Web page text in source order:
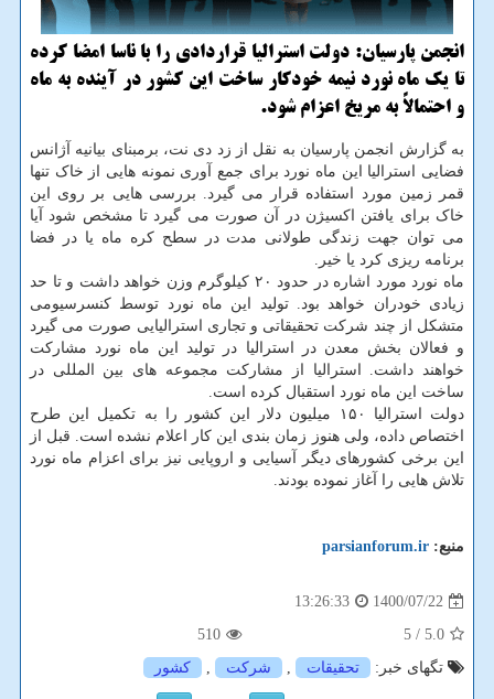
انجمن پارسیان: دولت استرالیا قراردادی را با ناسا امضا کرده
تا یک ماه نورد نیمه خودکار ساخت این کشور در آینده به ماه
و احتمالاً به مریخ اعزام شود.
به گزارش انجمن پارسیان به نقل از زد دی نت، برمبنای بیانیه آژانس
فضایی استرالیا این ماه نورد برای جمع آوری نمونه هایی از خاک تنها
قمر زمین مورد استفاده قرار می گیرد. بررسی هایی بر روی این
خاک برای یافتن اکسیژن در آن صورت می گیرد تا مشخص شود آیا
می توان جهت زندگی طولانی مدت در سطح کره ماه یا در فضا
برنامه ریزی کرد یا خیر.
ماه نورد مورد اشاره در حدود ۲۰ کیلوگرم وزن خواهد داشت و تا حد
زیادی خودران خواهد بود. تولید این ماه نورد توسط کنسرسیومی
متشکل از چند شرکت تحقیقاتی و تجاری استرالیایی صورت می گیرد
و فعالان بخش معدن در استرالیا در تولید این ماه نورد مشارکت
خواهند داشت. استرالیا از مشارکت مجموعه های بین المللی در
ساخت این ماه نورد استقبال کرده است.
دولت استرالیا ۱۵۰ میلیون دلار این کشور را به تکمیل این طرح
اختصاص داده، ولی هنوز زمان بندی این کار اعلام نشده است. قبل از
این برخی کشورهای دیگر آسیایی و اروپایی نیز برای اعزام ماه نورد
تلاش هایی را آغاز نموده بودند.
منبع: parsianforum.ir
1400/07/22
13:26:33
5.0
/ 5
510
تگهای خبر:
تحقیقات , شركت , كشور